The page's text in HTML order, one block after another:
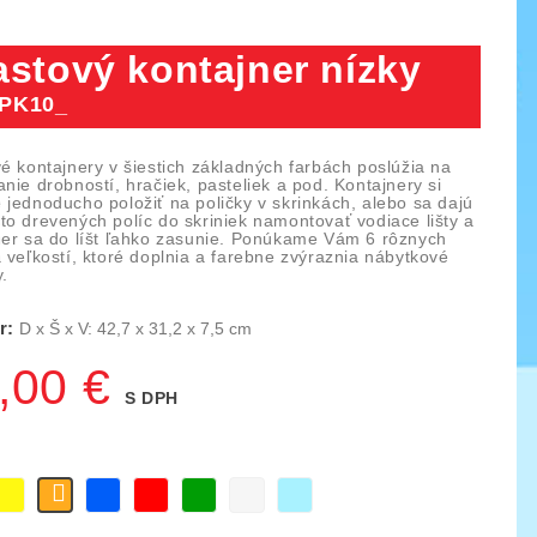
IO blocks, 1000 ks
261,50 €
YTKE02
141,00 €
kontajner nízky
PK10_
kontajnery v šiestich základných farbách poslúžia na
drobností, hračiek, pasteliek a pod. Kontajnery si
jednoducho položiť na poličky v skrinkách, alebo sa dajú
drevených políc do skriniek namontovať vodiace lišty a
sa do líšt ľahko zasunie. Ponúkame Vám 6 rôznych
veľkostí, ktoré doplnia a farebne zvýraznia nábytkové
D x Š x V: 42,7 x 31,2 x 7,5 cm
€ S DPH
ŽltáPomaranč
svetlomodrá